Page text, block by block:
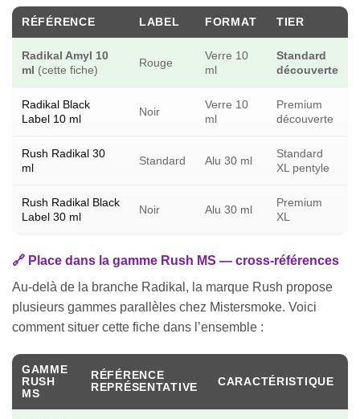
RÉFÉRENCE LABEL FORMAT TIER
Radikal Amyl 10
ml (cette fiche)
Rouge
Verre 10
ml
Standard
découverte
Radikal Black
Label 10 ml
Noir
Verre 10
ml
Premium
découverte
Rush Radikal 30
ml
Standard Alu 30 ml
Standard
XL pentyle
Rush Radikal Black
Label 30 ml
Noir Alu 30 ml
Premium
XL
🔗 Place dans la gamme Rush MS — cross-références
Au-delà de la branche Radikal, la marque Rush propose
plusieurs gammes parallèles chez Mistersmoke. Voici
comment situer cette fiche dans l’ensemble :
GAMME
RUSH
MS
RÉFÉRENCE
REPRÉSENTATIVE
CARACTÉRISTIQUE